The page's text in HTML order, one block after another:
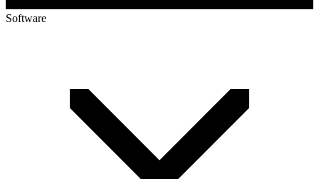
Software